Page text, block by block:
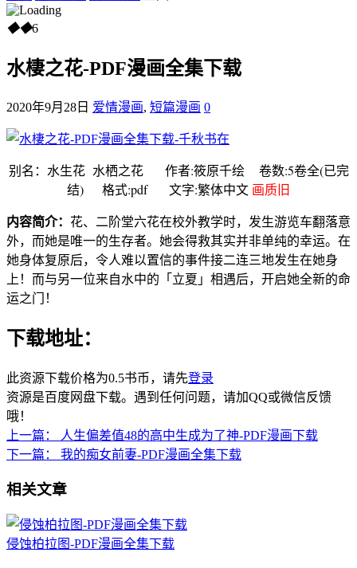
◆◆6
水棲之花-PDF漫画全集下载
2020年9月28日 爱情漫画, 短篇漫画 0
别名：水生花 水栖之花 作者:筱原千绘 卷数:5卷全(已完
结) 格式:pdf 文字:繁体中文 画质旧
内容简介： 花、二阶堂六花在校外教学时，发生游览车翻落意
外，而她是唯一的生存者。她会得救其实并非单纯的幸运。在
她身体复原后，令人难以置信的事件接二连三地发生在她身
上！而与另一位来自水中的「立夏」相遇后，开启她全新的命
运之门！
下载地址：
此资源下载价格为0.5书币，请先登录
资源是百度网盘下载。遇到任何问题，请加QQ或微信反馈
哦！
上一篇：
人生偏差值48的高中生成为了神-PDF漫画下载
下一篇：
我的痴女前妻-PDF漫画全集下载
相关文章
侵蚀柏拉图-PDF漫画全集下载